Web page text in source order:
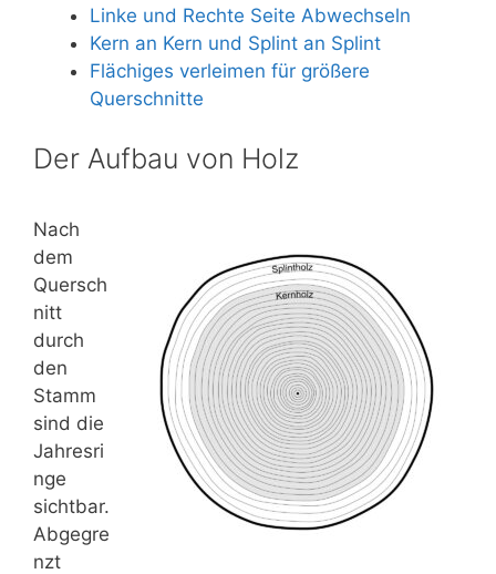
Linke und Rechte Seite Abwechseln
Kern an Kern und Splint an Splint
Flächiges verleimen für größere
Querschnitte
Der Aufbau von Holz
Nach
dem
Quersch
nitt
durch
den
Stamm
sind die
Jahresri
nge
sichtbar.
Abgegre
nzt